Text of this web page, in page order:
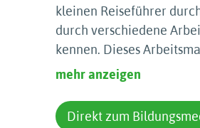
kleinen Reiseführer
durch verschiedene
kennen. Dieses
mehr anzeigen
Direkt zum